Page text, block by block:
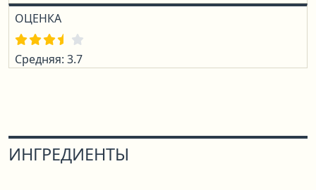
ОЦЕНКА
Средняя: 3.7
ИНГРЕДИЕНТЫ